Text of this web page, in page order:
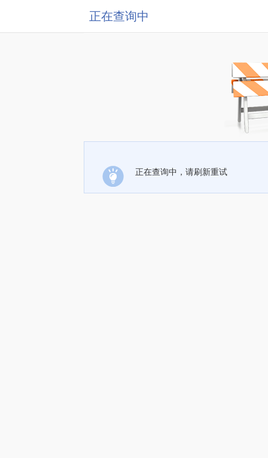
正在查询中
正在查询中，请刷新重试